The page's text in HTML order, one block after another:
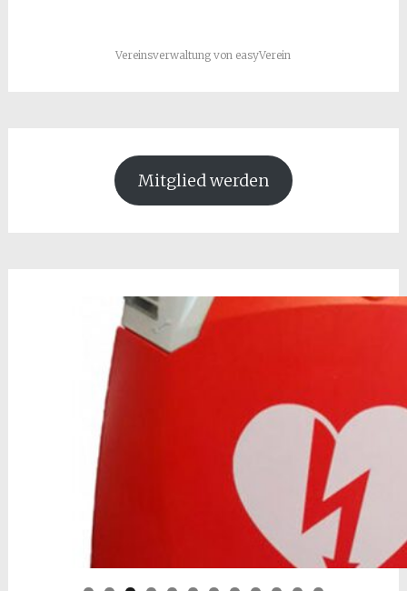
Vereinsverwaltung von easyVerein
Mitglied werden